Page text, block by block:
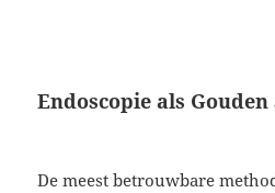
Endoscopie als
De meest betrouwbare